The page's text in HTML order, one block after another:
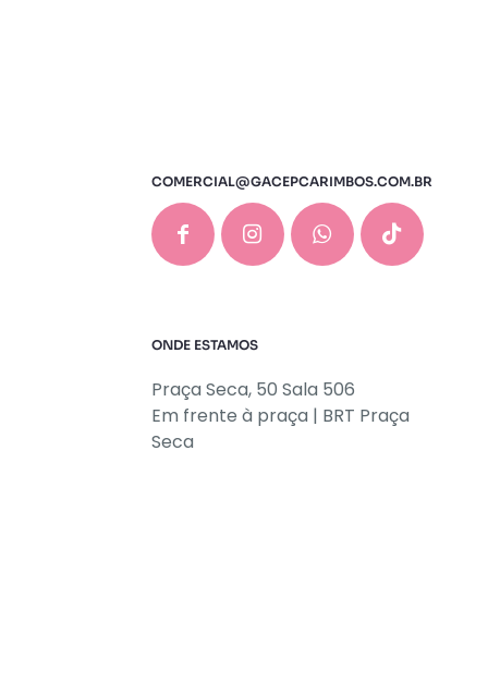
COMERCIAL@GACEPCARIMBOS.COM.BR
ONDE ESTAMOS
Praça Seca, 50 Sala 506
Em frente à praça | BRT Praça
Seca